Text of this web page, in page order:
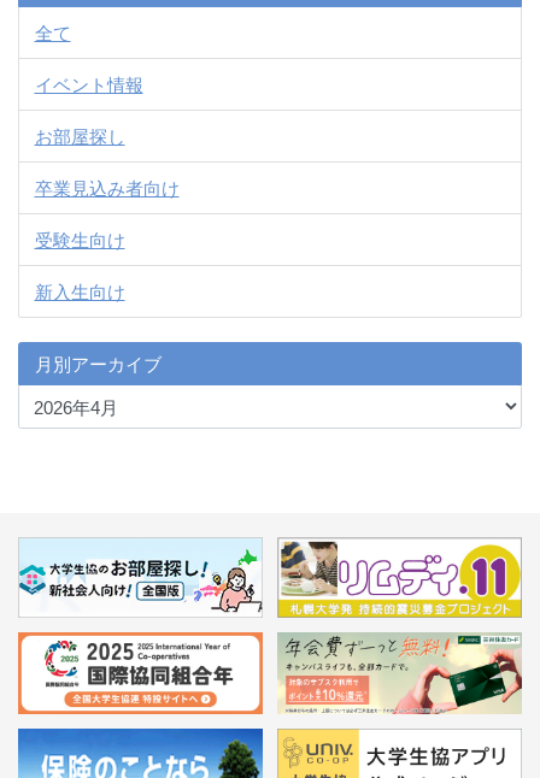
全て
イベント情報
お部屋探し
卒業見込み者向け
受験生向け
新入生向け
月別アーカイブ